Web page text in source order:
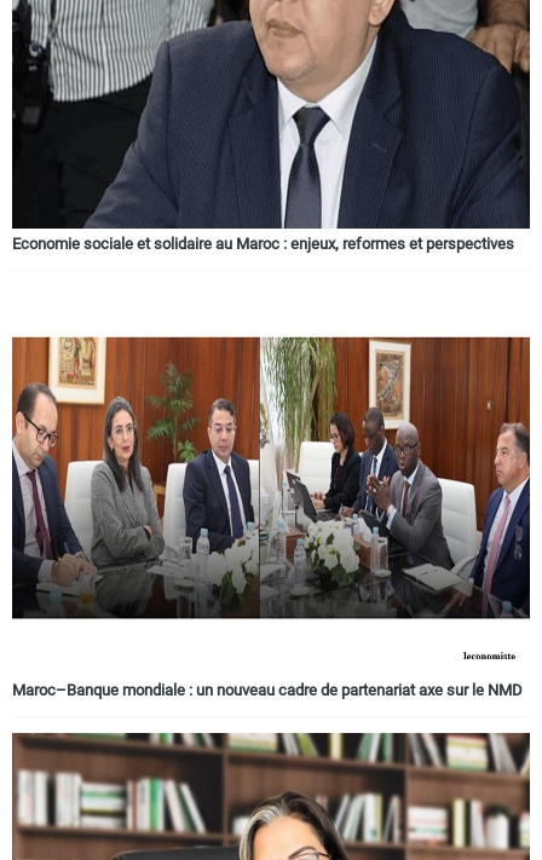
Economie sociale et solidaire au Maroc : enjeux, reformes et perspectives
Maroc–Banque mondiale : un nouveau cadre de partenariat axe sur le NMD